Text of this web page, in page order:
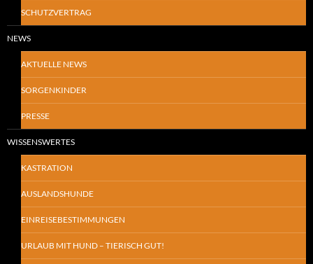
SCHUTZVERTRAG
NEWS
AKTUELLE NEWS
SORGENKINDER
PRESSE
WISSENSWERTES
KASTRATION
AUSLANDSHUNDE
EINREISEBESTIMMUNGEN
URLAUB MIT HUND – TIERISCH GUT!